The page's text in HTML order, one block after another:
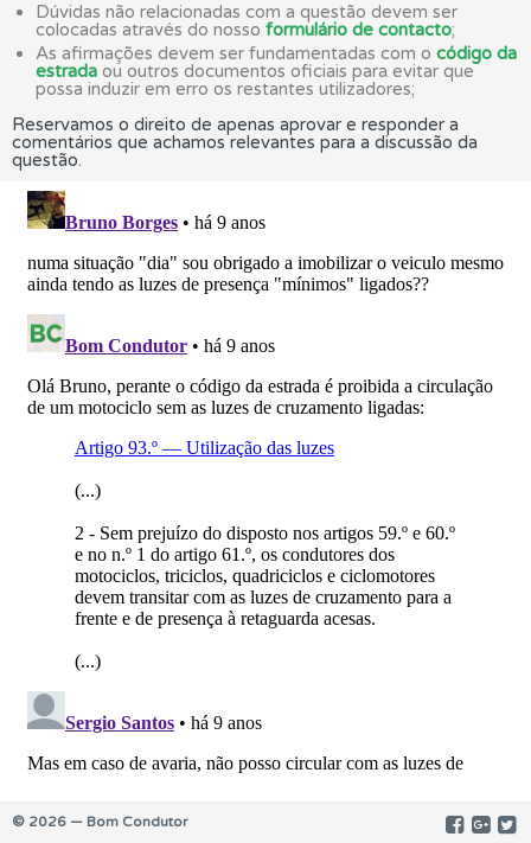
Dúvidas não relacionadas com a questão devem ser
colocadas através do nosso formulário de contacto;
As afirmações devem ser fundamentadas com o código da
estrada ou outros documentos oficiais para evitar que
possa induzir em erro os restantes utilizadores;
Reservamos o direito de apenas aprovar e responder a
comentários que achamos relevantes para a discussão da
questão.
© 2026 — Bom Condutor